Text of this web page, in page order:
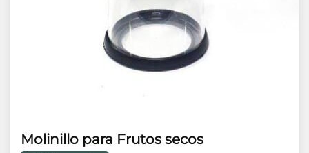
Molinillo para Frutos secos